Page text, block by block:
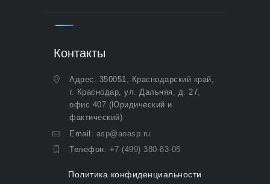
Контакты
Адрес: 350051, Краснодарский край,
г. Краснодар, ул. Дальняя, д. 27,
офис 407 (Юридический и
фактический)
Email: asp@aoasp.ru
Телефон: +7 (499) 380-83-05
Политика конфиденциальности